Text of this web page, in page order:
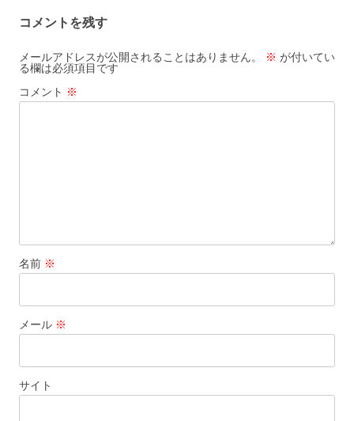
ゲ
ー
シ
ョ
コメントを残す
メールアドレスが公開されることはありません。 ※ が付いてい
る欄は必須項目です
コメント ※
名前 ※
メール ※
サイト